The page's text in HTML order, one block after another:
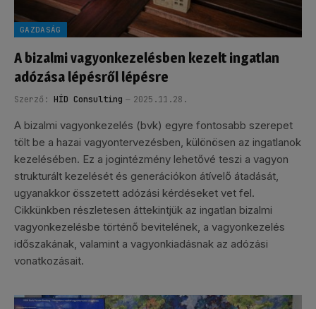
GAZDASÁG
A bizalmi vagyonkezelésben kezelt ingatlan
adózása lépésről lépésre
Szerző: HÍD Consulting 2025.11.28.
A bizalmi vagyonkezelés (bvk) egyre fontosabb szerepet
tölt be a hazai vagyontervezésben, különösen az ingatlanok
kezelésében. Ez a jogintézmény lehetővé teszi a vagyon
strukturált kezelését és generációkon átívelő átadását,
ugyanakkor összetett adózási kérdéseket vet fel.
Cikkünkben részletesen áttekintjük az ingatlan bizalmi
vagyonkezelésbe történő bevitelének, a vagyonkezelés
időszakának, valamint a vagyonkiadásnak az adózási
vonatkozásait.